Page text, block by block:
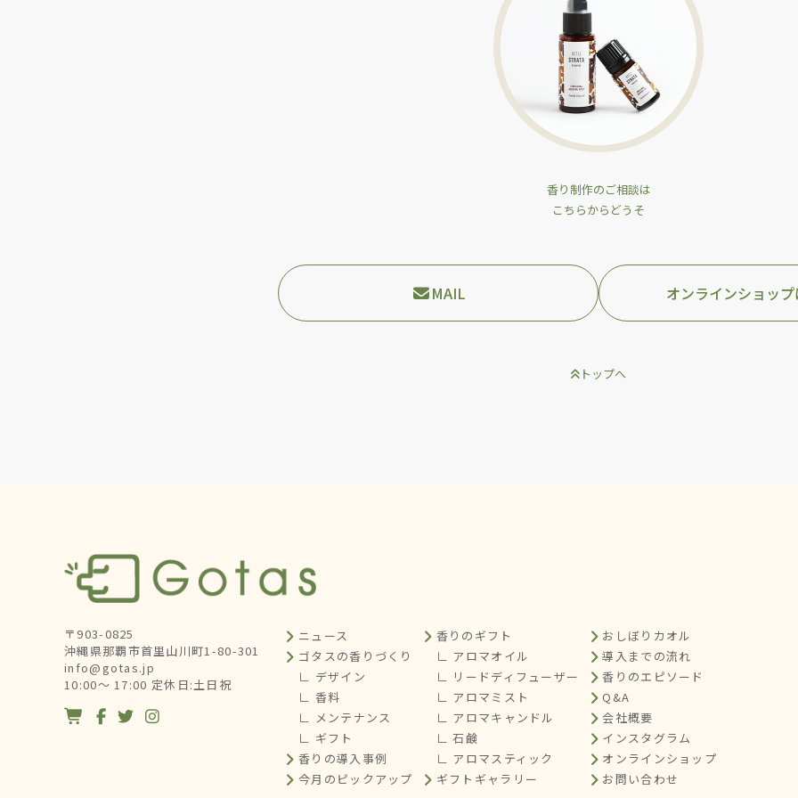
香り制作のご相談は
こちらからどうそ
MAIL オンラインショッ
トップへ
〒903-0825
沖縄県那覇市首里山川町1-80-301
info@gotas.jp
10:00～ 17:00 定休日:土日祝
   
ニュース
ゴタスの香りづくり
∟ デザイン
∟ 香料
∟ メンテナンス
∟ ギフト
香りの導入事例
今月のピックアップ
香りのギフト
∟ アロマオイル
∟ リードディフューザー
∟ アロマミスト
∟ アロマキャンドル
∟ 石鹸
∟ アロマスティック
ギフトギャラリー
おしぼりカオル
導入までの流れ
香りのエピソード
Q&A
会社概要
インスタグラム
オンラインショップ
お問い合わせ